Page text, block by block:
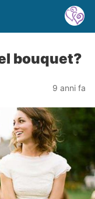
bouquet?
9 anni fa